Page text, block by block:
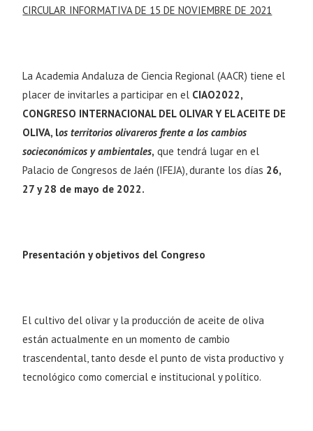
CIRCULAR INFORMATIVA DE 15 DE NOVIEMBRE DE 2021
La Academia Andaluza de Ciencia Regional (AACR) tiene el
placer de invitarles a participar en el CIAO2022,
CONGRESO INTERNACIONAL DEL OLIVAR Y EL ACEITE DE
OLIVA, los territorios olivareros frente a los cambios
socieconómicos y ambientales, que tendrá lugar en el
Palacio de Congresos de Jaén (IFEJA), durante los días 26,
27 y 28 de mayo de 2022.
Presentación y objetivos del Congreso
El cultivo del olivar y la producción de aceite de oliva
están actualmente en un momento de cambio
trascendental, tanto desde el punto de vista productivo y
tecnológico como comercial e institucional y político.